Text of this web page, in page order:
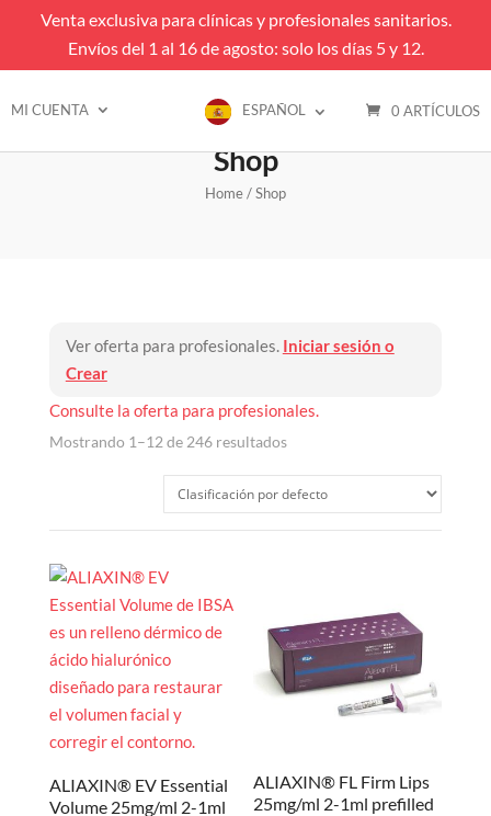
Venta exclusiva para clínicas y profesionales sanitarios.
Envíos del 1 al 16 de agosto: solo los días 5 y 12.
MI CUENTA ESPAÑOL 0 ARTÍCULOS
Shop
Home/ Shop
Ver oferta para profesionales. Iniciar sesión o
Crear
Consulte la oferta para profesionales.
Mostrando 1–12 de 246 resultados
ALIAXIN® EV Essential
Volume 25mg/ml 2-1ml
ALIAXIN® FL Firm Lips
25mg/ml 2-1ml prefilled